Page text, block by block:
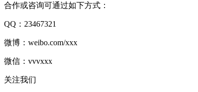
合作或咨询可通过如下方式：
QQ：23467321
微博：weibo.com/xxx
微信：vvvxxx
关注我们